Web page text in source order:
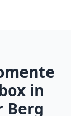
in
Berg